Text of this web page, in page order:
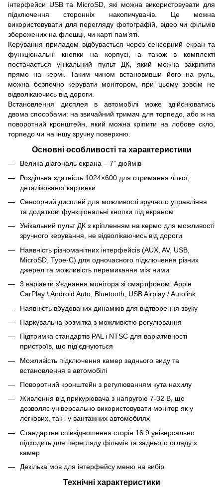
інтерфейси USB та MicroSD, які можна використовувати для
підключення сторонніх накопичувачів. Це можна
використовувати для перегляду фотографій, відео чи фільмів
збережених на флешці, чи карті пам’яті.
Керування приладом відбувається через сенсорний екран та
функціональні кнопки на корпусі, а також в комплекті
постачається унікальний пульт ДК, який можна закріпити
прямо на кермі. Таким чином встановивши його на руль,
можна безпечно керувати монітором, при цьому зовсім не
відволікаючись від дороги.
Встановлення дисплея в автомобілі може здійснюватись
двома способами: на звичайний тримач для торпедо, або ж на
поворотний кронштейн, який можна кріпити на лобове скло,
торпедо чи на іншу зручну поверхню.
Основні особливості та характеристики
Велика діагональ екрана – 7” дюймів
Роздільна здатність 1024×600 для отримання чіткої,
деталізованої картинки
Сенсорний дисплей для можливості зручного управління
та додаткові функціональні кнопки під екраном
Унікальний пульт ДК з кріпленням на кермо для можливості
зручного керування, не відволікаючись від дороги
Наявність різноманітних інтерфейсів (AUX, AV, USB,
MicroSD, Type-C) для одночасного підключення різних
джерел та можливість перемикання між ними
3 варіанти з’єднання монітора зі смартфоном: Apple
CarPlay \ Android Auto, Bluetooth, USB Airplay / Autolink
Наявність вбудованих динаміків для відтворення звуку
Паркувальна розмітка з можливістю регулювання
Підтримка стандартів PAL і NTSC для варіативності
пристроїв, що під'єднуються
Можливість підключення камер заднього виду та
встановлення в автомобілі
Поворотний кронштейн з регулюванням кута нахилу
Живлення від прикурювача з напругою 7-32 В, що
дозволяє універсально використовувати монітор як у
легкових, так і у вантажних автомобілях
Стандартне співвідношення сторін 16:9 універсально
підходить для перегляду фільмів та заднього огляду з
камер
Декілька мов для інтерфейсу меню на вибір
Технічні характеристики